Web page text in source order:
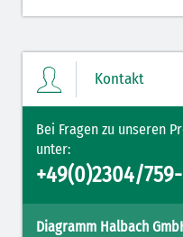
Hormone Insulin
Kontakt
Bei Fragen zu unseren
unter:
+49(0)2304/
Diagramm Halbach